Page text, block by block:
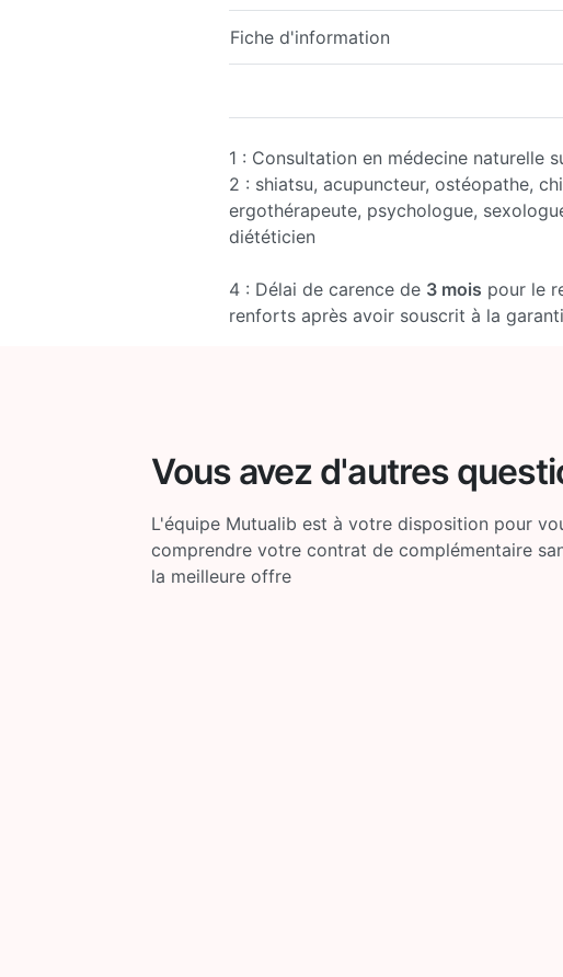
Fiche d'information
1 : Consultation en médecine naturelle
2 : shiatsu, acupuncteur, ostéopathe,
ergothérapeute, psychologue,
diététicien
4 : Délai de carence de 3 mois pour le
renforts après avoir souscrit à la
Vous avez d'autres
L'équipe Mutualib est à votre disposition pour
comprendre votre contrat de complémentaire
la meilleure offre